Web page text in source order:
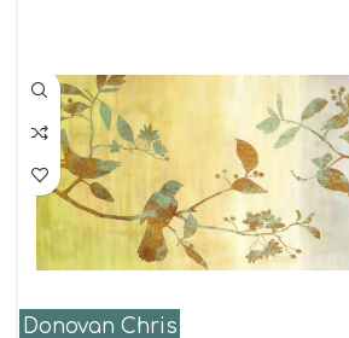
Donovan Chris